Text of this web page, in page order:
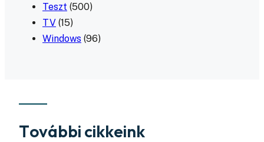
Teszt (500)
TV (15)
Windows (96)
További cikkeink